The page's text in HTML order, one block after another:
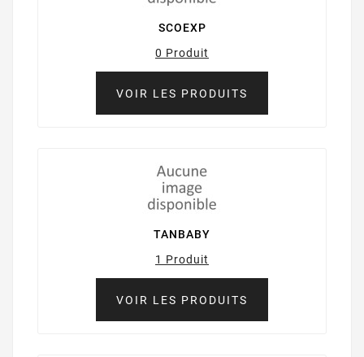
SCOEXP
0 Produit
VOIR LES PRODUITS
TANBABY
1 Produit
VOIR LES PRODUITS